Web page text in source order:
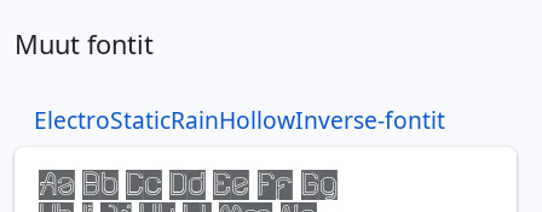
Muut fontit
ElectroStaticRainHollowInverse-fontit